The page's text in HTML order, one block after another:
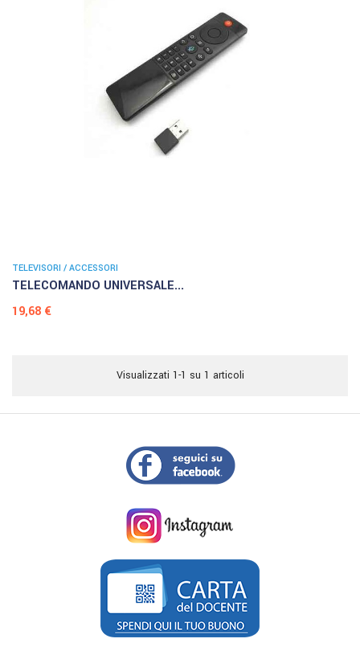
TELEVISORI / ACCESSORI
TELECOMANDO UNIVERSALE...
Prezzo
19,68 €
Visualizzati 1-1 su 1 articoli